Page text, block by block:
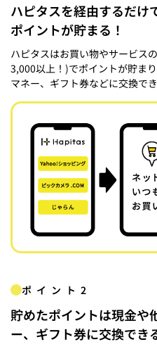
ハピタスを経由するだけ
ポイントが貯まる！
ハピタスはお買い物やサービス
3,000以上！)でポイントが貯ま
マネー、ギフト券などに交換でき
ポイント2
貯めたポイントは現金や
ー、ギフト券に交換でき